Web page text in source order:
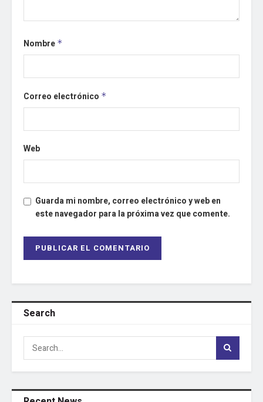
Nombre *
Correo electrónico *
Web
Guarda mi nombre, correo electrónico y web en
este navegador para la próxima vez que comente.
Search